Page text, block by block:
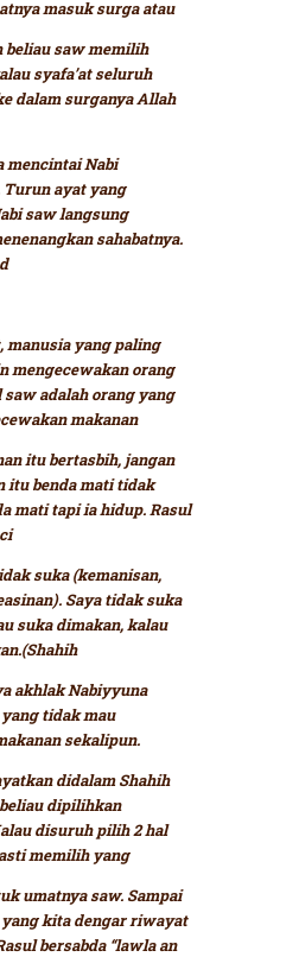
masuk surga atau
beliau saw memilih
syafa’at seluruh
dalam surganya Allah
mencintai Nabi
Turun ayat yang
saw langsung
sahabatnya.
yang paling
mengecewakan orang
saw adalah orang yang
makanan
itu bertasbih, jangan
itu benda mati tidak
mati tapi ia hidup. Rasul
suka (kemanisan,
Saya tidak suka
suka dimakan, kalau
akhlak Nabiyyuna
tidak mau
sekalipun.
didalam Shahih
dipilihkan
disuruh pilih 2 hal
memilih yang
umatnya saw. Sampai
yang kita dengar riwayat
bersabda “lawla an